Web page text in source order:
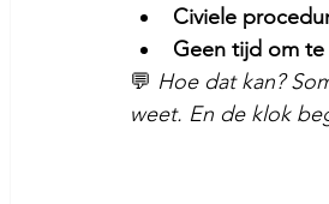
Civiele
Geen tijd om
💬 Hoe dat kan?
weet. En de klok